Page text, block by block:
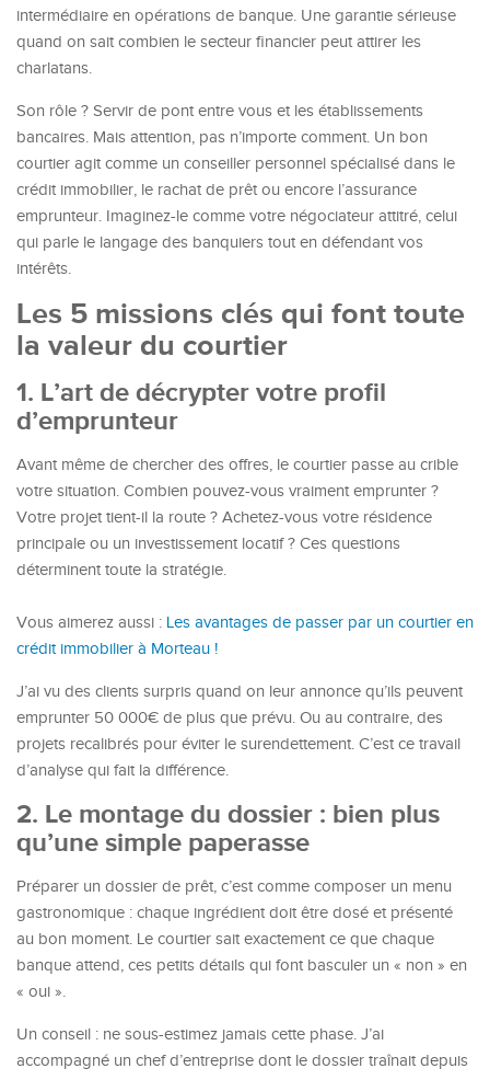
intermédiaire en opérations de banque. Une garantie sérieuse
quand on sait combien le secteur financier peut attirer les
charlatans.
Son rôle ? Servir de pont entre vous et les établissements
bancaires. Mais attention, pas n’importe comment. Un bon
courtier agit comme un conseiller personnel spécialisé dans le
crédit immobilier, le rachat de prêt ou encore l’assurance
emprunteur. Imaginez-le comme votre négociateur attitré, celui
qui parle le langage des banquiers tout en défendant vos
intérêts.
Les 5 missions clés qui font toute
la valeur du courtier
1. L’art de décrypter votre profil
d’emprunteur
Avant même de chercher des offres, le courtier passe au crible
votre situation. Combien pouvez-vous vraiment emprunter ?
Votre projet tient-il la route ? Achetez-vous votre résidence
principale ou un investissement locatif ? Ces questions
déterminent toute la stratégie.
Vous aimerez aussi : Les avantages de passer par un courtier en
crédit immobilier à Morteau !
J’ai vu des clients surpris quand on leur annonce qu’ils peuvent
emprunter 50 000€ de plus que prévu. Ou au contraire, des
projets recalibrés pour éviter le surendettement. C’est ce travail
d’analyse qui fait la différence.
2. Le montage du dossier : bien plus
qu’une simple paperasse
Préparer un dossier de prêt, c’est comme composer un menu
gastronomique : chaque ingrédient doit être dosé et présenté
au bon moment. Le courtier sait exactement ce que chaque
banque attend, ces petits détails qui font basculer un « non » en
« oui ».
Un conseil : ne sous-estimez jamais cette phase. J’ai
accompagné un chef d’entreprise dont le dossier traînait depuis